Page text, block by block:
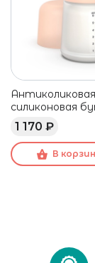
Антиколиковая
силиконовая
Suavinex
адаптивный
1 170 ₽
В